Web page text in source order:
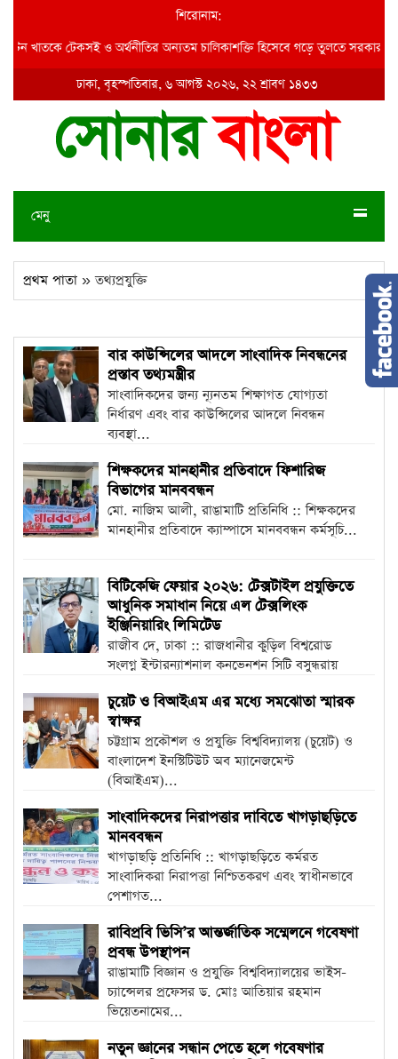
শিরোনাম:
খাতকে টেকসই ও অর্থনীতির অন্যতম চালিকাশক্তি হিসেবে গড়ে তুলতে সরকার কাজ
ঢাকা, বৃহস্পতিবার, ৬ আগস্ট ২০২৬, ২২ শ্রাবণ ১৪৩৩
মেনু
প্রথম পাতা » তথ্যপ্রযুক্তি
বার কাউন্সিলের আদলে সাংবাদিক নিবন্ধনের
প্রস্তাব তথ্যমন্ত্রীর
সাংবাদিকদের জন্য ন্যূনতম শিক্ষাগত যোগ্যতা
নির্ধারণ এবং বার কাউন্সিলের আদলে নিবন্ধন
ব্যবস্থা...
শিক্ষকদের মানহানীর প্রতিবাদে ফিশারিজ
বিভাগের মানববন্ধন
মো. নাজিম আলী, রাঙামাটি প্রতিনিধি :: শিক্ষকদের
মানহানীর প্রতিবাদে ক্যাম্পাসে মানববন্ধন কর্মসূচি...
বিটিকেজি ফেয়ার ২০২৬: টেক্সটাইল প্রযুক্তিতে
আধুনিক সমাধান নিয়ে এল টেক্সলিংক
ইঞ্জিনিয়ারিং লিমিটেড
রাজীব দে, ঢাকা :: রাজধানীর কুড়িল বিশ্বরোড
সংলগ্ন ইন্টারন্যাশনাল কনভেনশন সিটি বসুন্ধরায়
চুয়েট ও বিআইএম এর মধ্যে সমঝোতা স্মারক
স্বাক্ষর
চট্টগ্রাম প্রকৌশল ও প্রযুক্তি বিশ্ববিদ্যালয় (চুয়েট) ও
বাংলাদেশ ইনস্টিটিউট অব ম্যানেজমেন্ট
(বিআইএম)...
সাংবাদিকদের নিরাপত্তার দাবিতে খাগড়াছড়িতে
মানববন্ধন
খাগড়াছড়ি প্রতিনিধি :: খাগড়াছড়িতে কর্মরত
সাংবাদিকরা নিরাপত্তা নিশ্চিতকরণ এবং স্বাধীনভাবে
পেশাগত...
রাবিপ্রবি ভিসি’র আন্তর্জাতিক সম্মেলনে গবেষণা
প্রবন্ধ উপস্থাপন
রাঙামাটি বিজ্ঞান ও প্রযুক্তি বিশ্ববিদ্যালয়ের ভাইস-
চ্যান্সেলর প্রফেসর ড. মোঃ আতিয়ার রহমান
ভিয়েতনামের...
নতুন জ্ঞানের সন্ধান পেতে হলে গবেষণার